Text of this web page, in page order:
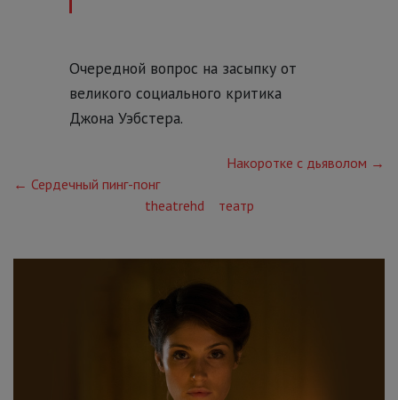
Очередной вопрос на засыпку от
великого социального критика
Джона Уэбстера.
Накоротке с дьяволом →
← Сердечный пинг-понг
theatrehd
театр